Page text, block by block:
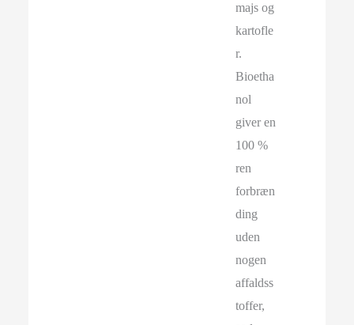
majs og
kartofle
r.
Bioetha
nol
giver en
100 %
ren
forbræn
ding
uden
nogen
affaldss
toffer,